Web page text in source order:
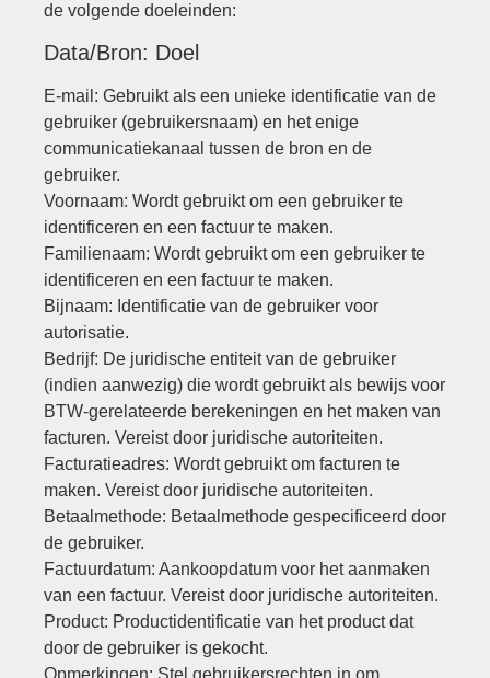
de volgende doeleinden:
Data/Bron: Doel
E-mail: Gebruikt als een unieke identificatie van de
gebruiker (gebruikersnaam) en het enige
communicatiekanaal tussen de bron en de
gebruiker.
Voornaam: Wordt gebruikt om een gebruiker te
identificeren en een factuur te maken.
Familienaam: Wordt gebruikt om een gebruiker te
identificeren en een factuur te maken.
Bijnaam: Identificatie van de gebruiker voor
autorisatie.
Bedrijf: De juridische entiteit van de gebruiker
(indien aanwezig) die wordt gebruikt als bewijs voor
BTW-gerelateerde berekeningen en het maken van
facturen. Vereist door juridische autoriteiten.
Facturatieadres: Wordt gebruikt om facturen te
maken. Vereist door juridische autoriteiten.
Betaalmethode: Betaalmethode gespecificeerd door
de gebruiker.
Factuurdatum: Aankoopdatum voor het aanmaken
van een factuur. Vereist door juridische autoriteiten.
Product: Productidentificatie van het product dat
door de gebruiker is gekocht.
Opmerkingen: Stel gebruikersrechten in om